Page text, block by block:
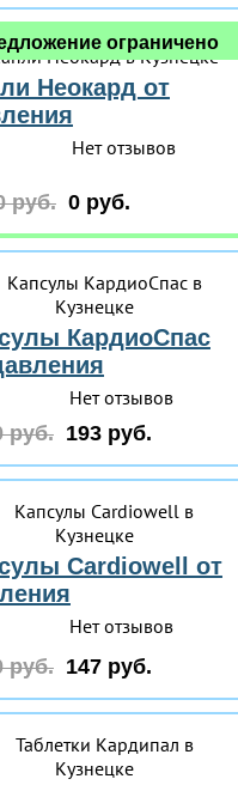
Неокард от
Нет отзывов
руб. 0 руб.
ограничено
КардиоСпас
Нет отзывов
руб. 193 руб.
Cardiowell от
Нет отзывов
руб. 147 руб.